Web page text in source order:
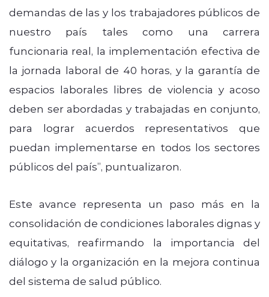
demandas de las y los trabajadores públicos de
nuestro país tales como una carrera
funcionaria real, la implementación efectiva de
la jornada laboral de 40 horas, y la garantía de
espacios laborales libres de violencia y acoso
deben ser abordadas y trabajadas en conjunto,
para lograr acuerdos representativos que
puedan implementarse en todos los sectores
públicos del país”, puntualizaron.
Este avance representa un paso más en la
consolidación de condiciones laborales dignas y
equitativas, reafirmando la importancia del
diálogo y la organización en la mejora continua
del sistema de salud público.